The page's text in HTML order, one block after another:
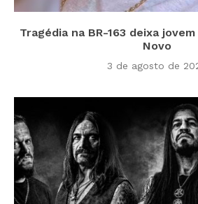
Tragédia na BR-163 deixa
Novo
3 de agosto de